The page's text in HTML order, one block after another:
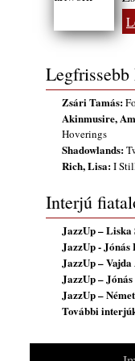
2026.
Jazz-rock
2026.
Ma 40 éves
Florian Ross
2026.
Vér, tornádó
Quintet és
2026. július
A
Meseházban
2026. július
Magyar
gyermekeik
2026. július
Zsári Tamás:
Akinmusire,
Hoverings
Shadowlands:
Rich, Lisa:I
Interjú
JazzUp –
JazzUp - Jónás
JazzUp –
JazzUp – Jónás
JazzUp –
További